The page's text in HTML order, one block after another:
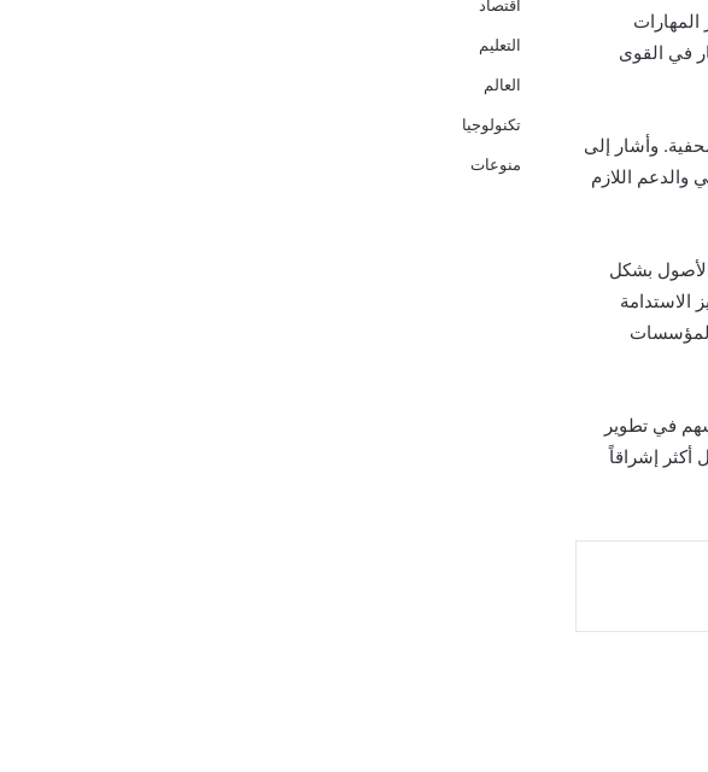
في القوى
وأشار إلى
اللازم
بشكل
الاستدامة
في تطوير
إشراقاً
اقتصاد
التعليم
العالم
تكنولوجيا
منوعات